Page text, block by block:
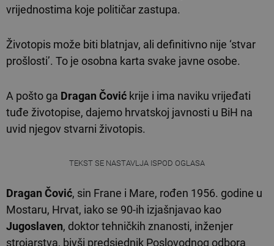
vrijednostima koje političar zastupa.
Životopis može biti blatnjav, ali definitivno nije ‘stvar
prošlosti’. To je osobna karta svake javne osobe.
A pošto ga Dragan Čović krije i ima naviku vrijeđati
tuđe životopise, dajemo hrvatskoj javnosti u BiH na
uvid njegov stvarni životopis.
TEKST SE NASTAVLJA ISPOD OGLASA
Dragan Čović, sin Frane i Mare, rođen 1956. godine u
Mostaru, Hrvat, iako se 90-ih izjašnjavao kao
Jugoslaven, doktor tehničkih znanosti, inženjer
strojarstva, bivši predsjednik Poslovodnog odbora